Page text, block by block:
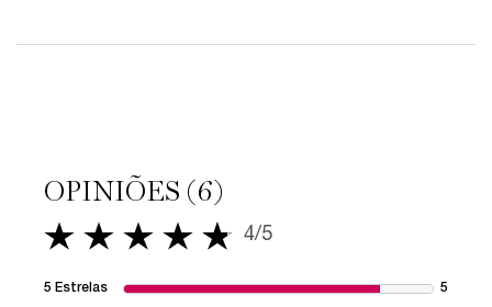
OPINIÕES (6)
4 out of 5 stars. 4/5
5 Estrelas 5